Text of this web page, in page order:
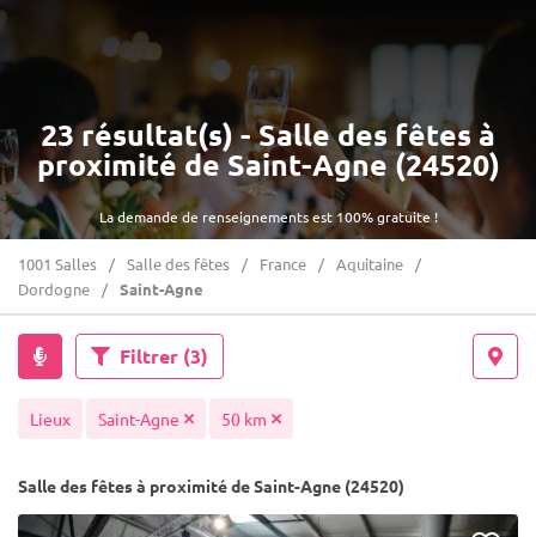
La demande de renseignements est 100% gratuite !
23 résultat(s) - Salle des fêtes à
proximité de Saint-Agne (24520)
1001 Salles Salle des fêtes France
Aquitaine
Dordogne
Saint-Agne
Filtrer (3)
Lieux Saint-Agne 50 km
Salle des fêtes à proximité de Saint-Agne (24520)